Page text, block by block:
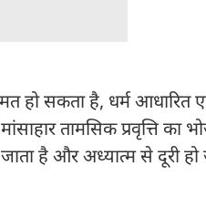
हो सकता है, धर्म आधारित
तामसिक प्रवृत्ति
है और अध्यात्म से दूरी हो